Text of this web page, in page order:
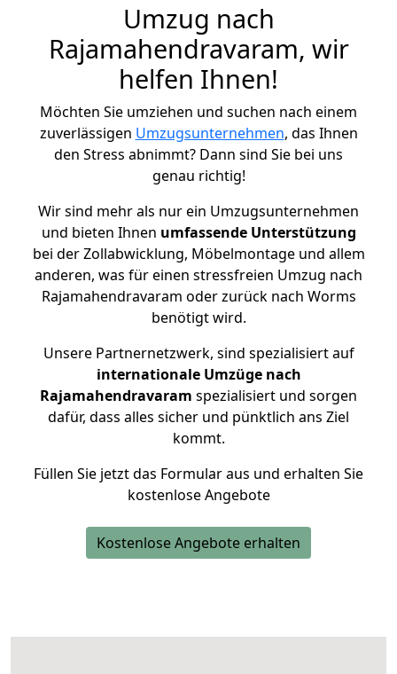
Umzug nach
Rajamahendravaram, wir
helfen Ihnen!
Möchten Sie umziehen und suchen nach einem
zuverlässigen Umzugsunternehmen, das Ihnen
den Stress abnimmt? Dann sind Sie bei uns
genau richtig!
Wir sind mehr als nur ein Umzugsunternehmen
und bieten Ihnen umfassende Unterstützung
bei der Zollabwicklung, Möbelmontage und allem
anderen, was für einen stressfreien Umzug nach
Rajamahendravaram oder zurück nach Worms
benötigt wird.
Unsere Partnernetzwerk, sind spezialisiert auf
internationale Umzüge nach
Rajamahendravaram spezialisiert und sorgen
dafür, dass alles sicher und pünktlich ans Ziel
kommt.
Füllen Sie jetzt das Formular aus und erhalten Sie
kostenlose Angebote
Kostenlose Angebote erhalten